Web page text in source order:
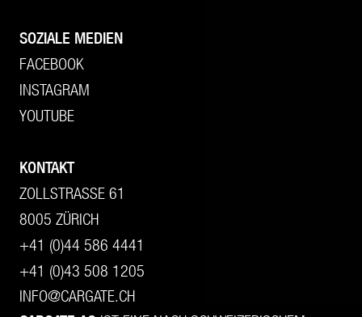
SOZIALE MEDIEN
FACEBOOK
INSTAGRAM
YOUTUBE
KONTAKT
ZOLLSTRASSE 61
8005 ZÜRICH
+41 (0)44 586 4441
+41 (0)43 508 1205
INFO@CARGATE.CH